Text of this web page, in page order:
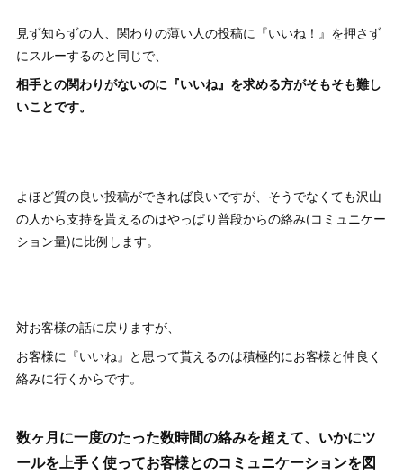
見ず知らずの人、関わりの薄い人の投稿に『いいね！』を押さず
にスルーするのと同じで、
相手との関わりがないのに『いいね』を求める方がそもそも難し
いことです。
よほど質の良い投稿ができれば良いですが、そうでなくても沢山
の人から支持を貰えるのはやっぱり普段からの絡み(コミュニケー
ション量)に比例します。
対お客様の話に戻りますが、
お客様に『いいね』と思って貰えるのは積極的にお客様と仲良く
絡みに行くからです。
数ヶ月に一度のたった数時間の絡みを超えて、いかにツ
ールを上手く使ってお客様とのコミュニケーションを図